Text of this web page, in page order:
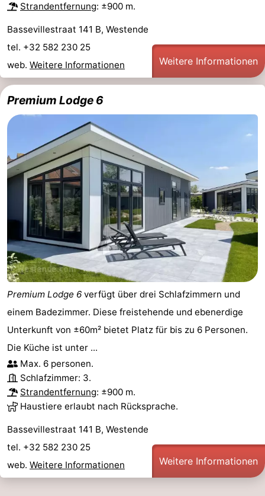
Strandentfernung: ±900 m.
Bassevillestraat 141 B, Westende
tel. +32 582 230 25
web. Weitere Informationen Weitere Informationen
Premium Lodge 6
Premium Lodge 6 verfügt über drei Schlafzimmern und
einem Badezimmer. Diese freistehende und ebenerdige
Unterkunft von ±60m² bietet Platz für bis zu 6 Personen.
Die Küche ist unter ...
Max. 6 personen.
Schlafzimmer: 3.
Strandentfernung: ±900 m.
Haustiere erlaubt nach Rücksprache.
Bassevillestraat 141 B, Westende
tel. +32 582 230 25
web. Weitere Informationen Weitere Informationen